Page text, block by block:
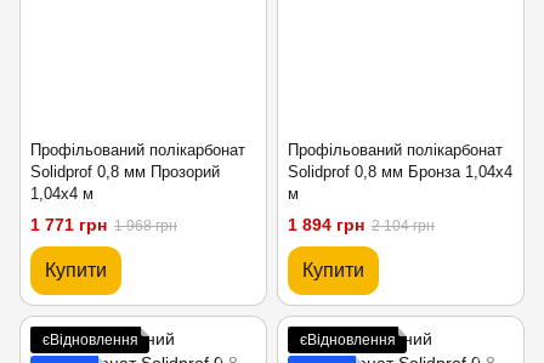
Профільований полікарбонат
Solidprof 0,8 мм Прозорий
1,04x4 м
1 771 грн 1 968 грн
Купити
Профільований полікарбонат
Solidprof 0,8 мм Бронза 1,04x4
м
1 894 грн 2 104 грн
Купити
єВідновлення
єВідновлення